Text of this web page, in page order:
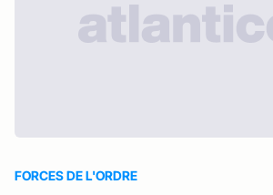
FORCES DE L'ORDRE